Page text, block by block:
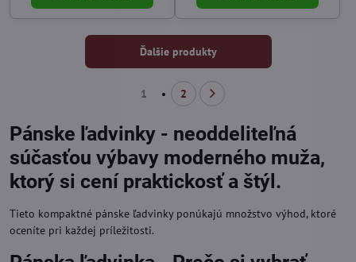
Ďalšie produkty
1 2
Pánske ľadvinky - neoddeliteľná
súčasťou výbavy moderného muža,
ktorý si cení praktickosť a štýl.
Tieto kompaktné pánske ľadvinky ponúkajú množstvo výhod, ktoré
oceníte pri každej príležitosti.